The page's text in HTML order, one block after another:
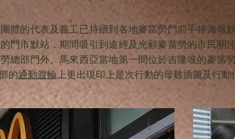
體的代表及義工已持續到各地麥當勞門前手持海報
門市默站，期間吸引到途經及光顧麥當勞的市民關
總部門外、馬來西亞當地第一間位於吉隆坡的麥當
的通勤渡輪上更出現印上是次行動的母雞插圖及行動